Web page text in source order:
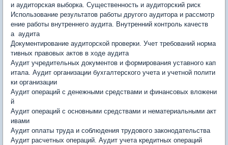
и аудиторская выборка. Существенность и аудиторский риск
Использование результатов работы другого аудитора и рассмотр
ение работы внутреннего аудита. Внутренний контроль качеств
а аудита
Документирование аудиторской проверки. Учет требований норма
тивных правовых актов в ходе аудита
Аудит учредительных документов и формирования уставного кап
итала. Аудит организации бухгалтерского учета и учетной полити
ки организации
Аудит операций с денежными средствами и финансовых вложени
й
Аудит операций с основными средствами и нематериальными акт
ивами
Аудит оплаты труда и соблюдения трудового законодательства
Аудит расчетных операций. Аудит учета кредитных операций